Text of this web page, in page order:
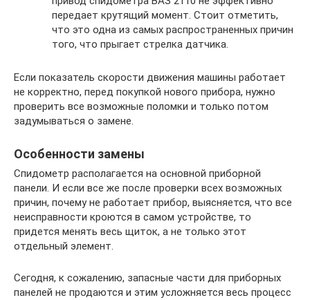
передает крутящий момент. Стоит отметить,
что это одна из самых распространенных причин
того, что прыгает стрелка датчика.
Если показатель скорости движения машины работает
не корректно, перед покупкой нового прибора, нужно
проверить все возможные поломки и только потом
задумываться о замене.
Особенности замены
Спидометр располагается на основной приборной
панели. И если все же после проверки всех возможных
причин, почему не работает прибор, выясняется, что все
неисправности кроются в самом устройстве, то
придется менять весь щиток, а не только этот
отдельный элемент.
Сегодня, к сожалению, запасные части для приборных
панелей не продаются и этим усложняется весь процесс